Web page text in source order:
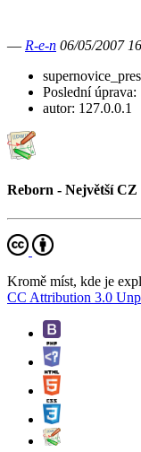
— R-e-n 06/05/2007
Poslední úprava:
autor: 127.0.0.1
Reborn - Největší
Kromě míst, kde je
CC Attribution 3.0